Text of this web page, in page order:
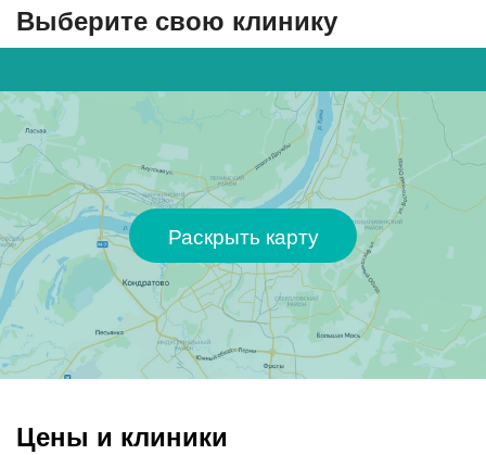
Выберите свою клинику
Раскрыть карту
Цены и клиники